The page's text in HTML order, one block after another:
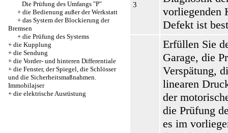
Die Prüfung des Umfangs "P"
+ die Bedienung außer der Werkstatt
+ das System der Blockierung der
Bremsen
+ die Prüfung des Systems
+ die Kupplung
+ die Sendung
+ die Vorder- und hinteren Differentiale
+ die Fenster, der Spiegel, die Schlösser
und die Sicherheitsmaßnahmen.
Immobilajser
+ die elektrische Ausrüstung
3
vorliegenden
Defekt ist
Erfüllen Sie
Garage, die
Verspätung,
linearen
der
die Prüfung
es im